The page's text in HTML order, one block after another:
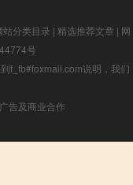
站分类目录 | 精选推荐文章 | 网
号
f_fb#foxmail.com说明，我们
告及商业合作